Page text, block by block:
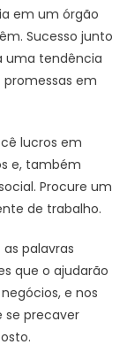
em um órgão
Sucesso junto
uma tendência
promessas em
lucros em
e, também
Procure um
de trabalho.
as palavras
que o ajudarão
e nos
se precaver